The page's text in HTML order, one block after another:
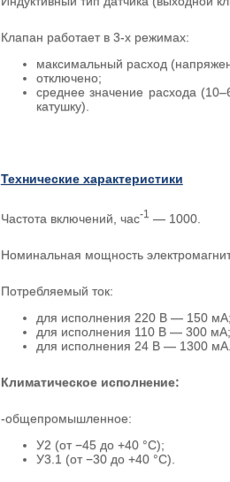
Клапан работает в 3-х режимах:
максимальный расход
отключено;
среднее значение расхода
катушку).
Технические характеристики
Частота включений, час-1 — 1000.
Номинальная мощность
Потребляемый ток:
для исполнения 220 В — 150 мА;
для исполнения 110 В — 300 мА;
для исполнения 24 В — 1300 мА.
Климатическое исполнение:
-общепромышленное:
У2 (от −45 до +40 °С);
У3.1 (от −30 до +40 °С).